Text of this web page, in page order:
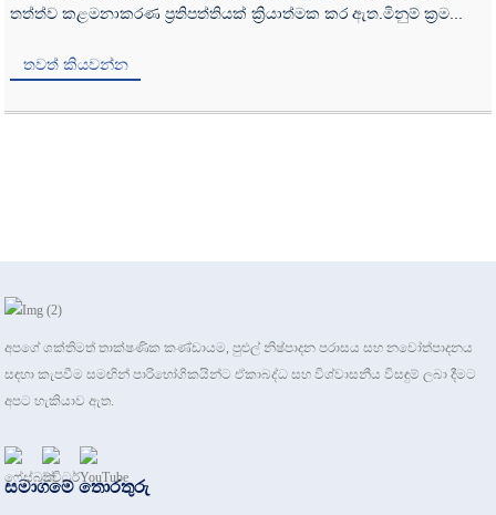
තත්ත්ව කළමනාකරණ ප්‍රතිපත්තියක් ක්‍රියාත්මක කර ඇත.මිනුම් ක්‍රම...
තවත් කියවන්න
අපගේ ශක්තිමත් තාක්ෂණික කණ්ඩායම, පුළුල් නිෂ්පාදන පරාසය සහ නවෝත්පාදනය
සඳහා කැපවීම සමඟින් පාරිභෝගිකයින්ට ඒකාබද්ධ සහ විශ්වාසනීය විසඳුම් ලබා දීමට
අපට හැකියාව ඇත.
සමාගමේ තොරතුරු